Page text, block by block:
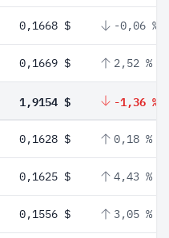
0,1668 $ -0,06 %
0,1669 $ 2,52 %
1,9154 $ -1,36 %
0,1628 $ 0,18 %
0,1625 $ 4,43 %
0,1556 $ 3,05 %